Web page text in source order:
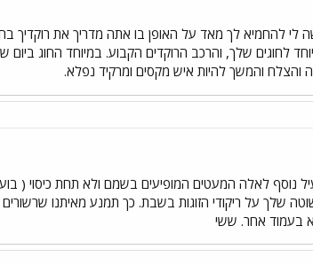
להחמיא לך מאד על האופן בו אתה מדריך את רוקדיך
לחוגים שלך, והרכב הרוקדים הקבוע. במיוחד החוג ביום
והמשך להיות איש מקסים ומרקיד נפלא.
נוסף לאלה המעטים המופיעים בשמם ולא תחת כיסוי (
שלך על ריקודי הזוגות בשבת. כך תמנע מאיתנו
בעמוד אחר. ששי